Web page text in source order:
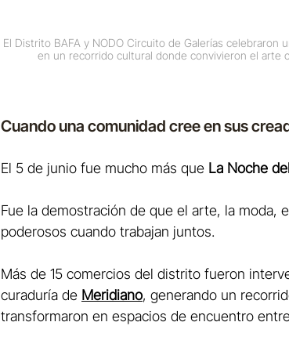
El Distrito BAFA y NODO Circuito de Galerías
en un recorrido cultural donde convivieron el arte
Cuando una comunidad cree en sus
El 5 de junio fue mucho más que La Noche
Fue la demostración de que el arte, la
poderosos cuando trabajan juntos.
Más de 15 comercios del distrito fueron
curaduría de Meridiano, generando un
transformaron en espacios de encuentro